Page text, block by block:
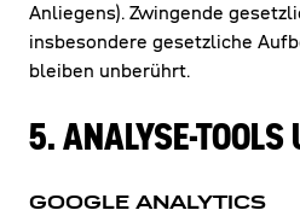
Anliegens). Zwingende
insbesondere gesetzliche
bleiben unberührt.
5. ANALYSE-TOOLS
GOOGLE ANALYTICS